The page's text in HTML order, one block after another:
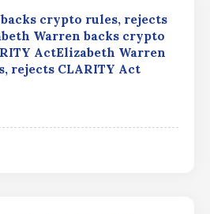
crypto rules, rejects
Warren backs crypto
ActElizabeth Warren
rejects CLARITY Act